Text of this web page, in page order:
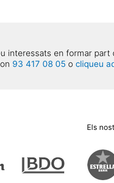
interessats en formar
93 417 08 05 ocliqueu
Els